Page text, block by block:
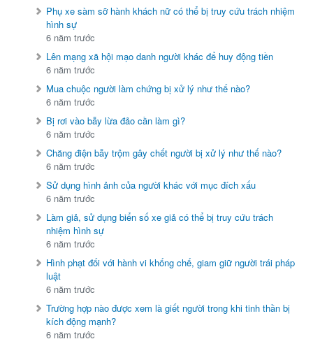
Phụ xe sàm sỡ hành khách nữ có thể bị truy cứu trách nhiệm
hình sự
6 năm trước
Lên mạng xã hội mạo danh người khác để huy động tiền
6 năm trước
Mua chuộc người làm chứng bị xử lý như thế nào?
6 năm trước
Bị rơi vào bẫy lừa đảo cần làm gì?
6 năm trước
Chăng điện bẫy trộm gây chết người bị xử lý như thế nào?
6 năm trước
Sử dụng hình ảnh của người khác với mục đích xấu
6 năm trước
Làm giả, sử dụng biển số xe giả có thể bị truy cứu trách
nhiệm hình sự
6 năm trước
Hình phạt đối với hành vi khống chế, giam giữ người trái pháp
luật
6 năm trước
Trường hợp nào được xem là giết người trong khi tinh thần bị
kích động mạnh?
6 năm trước